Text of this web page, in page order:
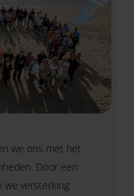
we ons met het
Door een
we versterking